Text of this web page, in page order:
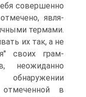
совершенно
явля­
термами.
их так, а не
своих грам­
неожиданно
в